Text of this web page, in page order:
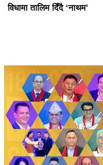
सार्वजनिक हुँदै हसिना